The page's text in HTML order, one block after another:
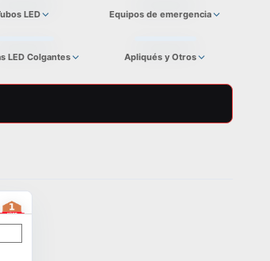
LED Equipos de emergencia
LED Colgantes Apliqués y Otros